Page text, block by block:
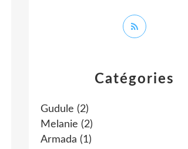
Catégories
Gudule (2)
Melanie (2)
Armada (1)